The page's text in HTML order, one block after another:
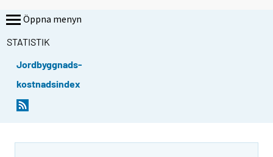
Öppna menyn
STATISTIK
Jordbyggnads-
kostnadsindex